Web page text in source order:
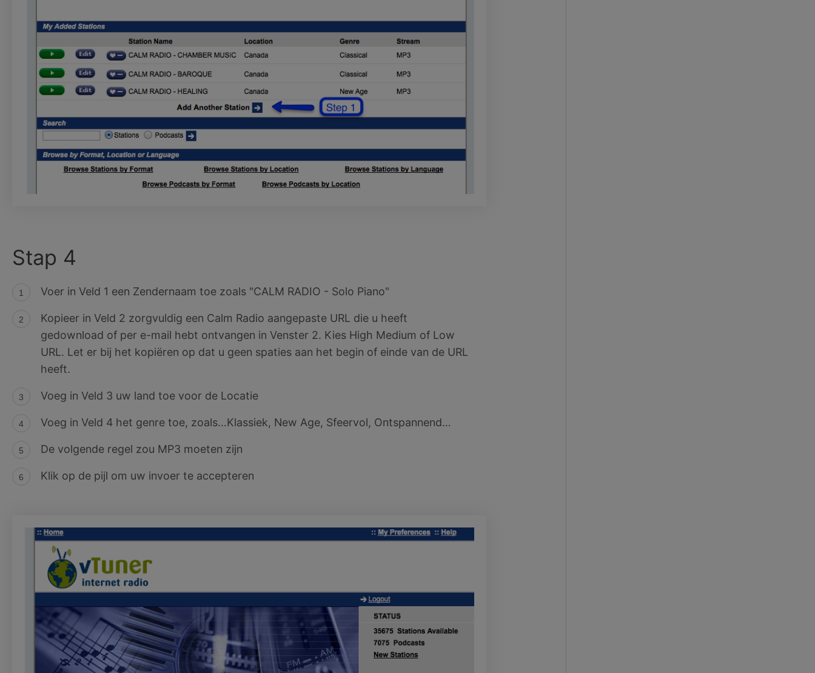
Stap 4
Voer in Veld 1 een Zendernaam toe zoals "CALM RADIO - Solo Piano"
Kopieer in Veld 2 zorgvuldig een Calm Radio aangepaste URL die u heeft
gedownload of per e-mail hebt ontvangen in Venster 2. Kies High Medium of Low
URL. Let er bij het kopiëren op dat u geen spaties aan het begin of einde van de URL
heeft.
Voeg in Veld 3 uw land toe voor de Locatie
Voeg in Veld 4 het genre toe, zoals…Klassiek, New Age, Sfeervol, Ontspannend…
De volgende regel zou MP3 moeten zijn
Klik op de pijl om uw invoer te accepteren